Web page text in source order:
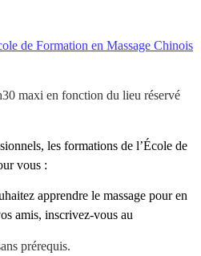
de Formation en Massage Chinois
maxi en fonction du lieu réservé
les formations de l’École de
vous :
apprendre le massage pour en
amis, inscrivez-vous au
prérequis.